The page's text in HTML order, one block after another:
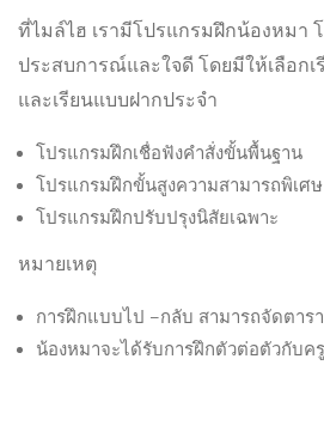
ที่ไมล์ไฮ เรามีโปรแกรมฝึกน้องหมา
ประสบการณ์และใจดี โดยมีให้เลือก
และเรียนแบบฝากประจำ
โปรแกรมฝึกเชื่อฟังคำสั่งขั้นพื้นฐาน
โปรแกรมฝึกขั้นสูงความสามารถพิเศษ
โปรแกรมฝึกปรับปรุงนิสัยเฉพาะ
หมายเหตุ
การฝึกแบบไป –กลับ สามารถจัดตารา
น้องหมาจะได้รับการฝึกตัวต่อตัวกับค